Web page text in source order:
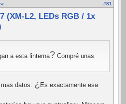
#81
(XM-L2, LEDs RGB / 1x
a esta linterna? Compré unas
datos. ¿ Es exactamente esa